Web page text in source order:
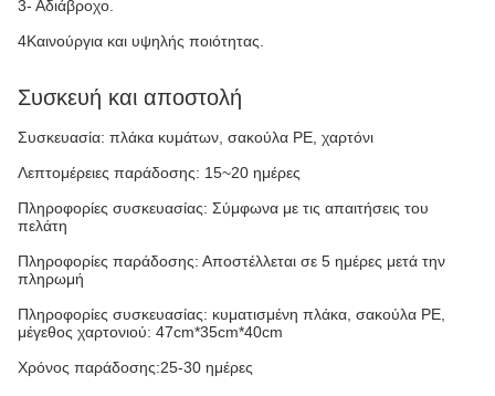
3- Αδιάβροχο.
4Καινούργια και υψηλής ποιότητας.
Συσκευή και αποστολή
Συσκευασία: πλάκα κυμάτων, σακούλα PE, χαρτόνι
Λεπτομέρειες παράδοσης: 15~20 ημέρες
Πληροφορίες συσκευασίας: Σύμφωνα με τις απαιτήσεις του
πελάτη
Πληροφορίες παράδοσης: Αποστέλλεται σε 5 ημέρες μετά την
πληρωμή
Πληροφορίες συσκευασίας: κυματισμένη πλάκα, σακούλα PE,
μέγεθος χαρτονιού: 47cm*35cm*40cm
Χρόνος παράδοσης:25-30 ημέρες